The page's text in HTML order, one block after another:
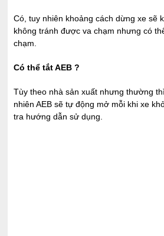
Có, tuy nhiên khoảng cách dừng xe sẽ
không tránh được va chạm nhưng có
chạm.
Có thể tắt AEB ?
Tùy theo nhà sản xuất nhưng thường
nhiên AEB sẽ tự động mở mỗi khi xe
tra hướng dẫn sử dụng.